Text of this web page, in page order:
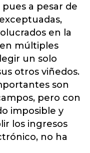
a pesar de
en la
múltiples
un solo
otros viñedos.
son
pero con
imposible y
los ingresos
no ha